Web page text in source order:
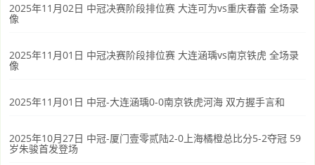
2025年11月02日 中冠决赛阶段排位赛 大连可为vs重庆春蕾 全场录
像
2025年11月01日 中冠决赛阶段排位赛 大连涵瑀vs南京铁虎 全场录
像
2025年11月01日 中冠-大连涵瑀0-0南京铁虎河海 双方握手言和
2025年10月27日 中冠-厦门壹零贰陆2-0上海橘橙总比分5-2夺冠 59
岁朱骏首发登场